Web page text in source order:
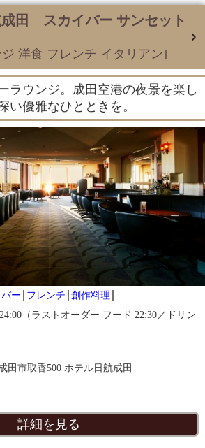
田 スカイバー サンセット
洋食 フレンチ イタリアン]
ラウンジ。成田空港の夜景を楽し
い優雅なひとときを。
バー フレンチ 創作料理
（ラストオーダー フード 22:30／ドリン
田市取香500 ホテル日航成田
詳細を見る